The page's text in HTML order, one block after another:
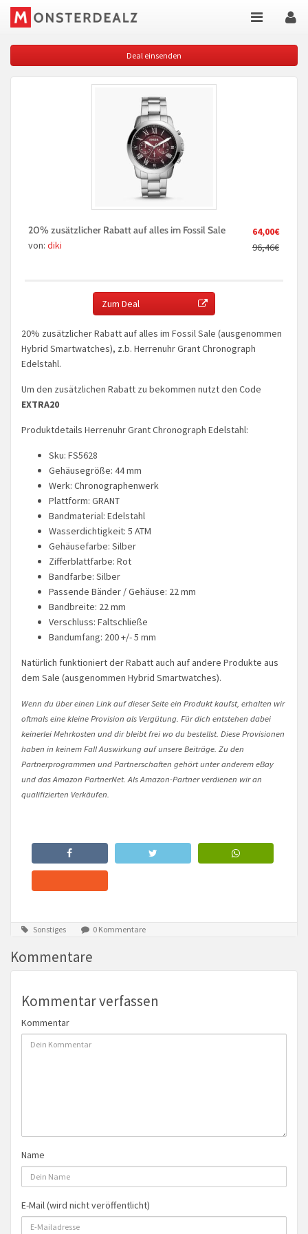
Deal einsenden
64,00€
96,46€
20% zusätzlicher Rabatt auf alles im Fossil Sale
von: diki
Zum Deal
20% zusätzlicher Rabatt auf alles im Fossil Sale (ausgenommen
Hybrid Smartwatches), z.b. Herrenuhr Grant Chronograph
Edelstahl.
Um den zusätzlichen Rabatt zu bekommen nutzt den Code
EXTRA20
Produktdetails Herrenuhr Grant Chronograph Edelstahl:
Sku: FS5628
Gehäusegröße: 44 mm
Werk: Chronographenwerk
Plattform: GRANT
Bandmaterial: Edelstahl
Wasserdichtigkeit: 5 ATM
Gehäusefarbe: Silber
Zifferblattfarbe: Rot
Bandfarbe: Silber
Passende Bänder / Gehäuse: 22 mm
Bandbreite: 22 mm
Verschluss: Faltschließe
Bandumfang: 200 +/- 5 mm
Natürlich funktioniert der Rabatt auch auf andere Produkte aus
dem Sale (ausgenommen Hybrid Smartwatches).
Wenn du über einen Link auf dieser Seite ein Produkt kaufst, erhalten wir
oftmals eine kleine Provision als Vergütung. Für dich entstehen dabei
keinerlei Mehrkosten und dir bleibt frei wo du bestellst. Diese Provisionen
haben in keinem Fall Auswirkung auf unsere Beiträge. Zu den
Partnerprogrammen und Partnerschaften gehört unter anderem eBay
und das Amazon PartnerNet. Als Amazon-Partner verdienen wir an
qualifizierten Verkäufen.
Sonstiges 0 Kommentare
Kommentare
Kommentar verfassen
Kommentar
Name
E-Mail (wird nicht veröffentlicht)